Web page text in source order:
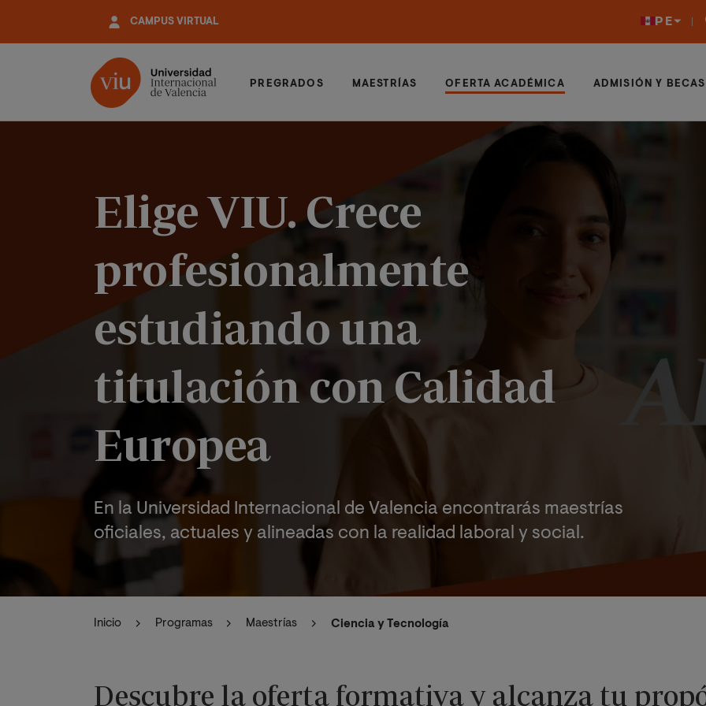
contenido
CAMPUS VIRTUAL PE
PREGRADOS MAESTRÍAS OFERTA ACADÉMICA ADMISIÓN Y BECAS
Elige VIU. Crece
profesionalmente
estudiando una
titulación con Calidad
Europea
En la Universidad Internacional de Valencia encontrarás maestrías
oficiales, actuales y alineadas con la realidad laboral y social.
Inicio Programas Maestrías Ciencia y Tecnología
Descubre la oferta formativa y alcanza tu